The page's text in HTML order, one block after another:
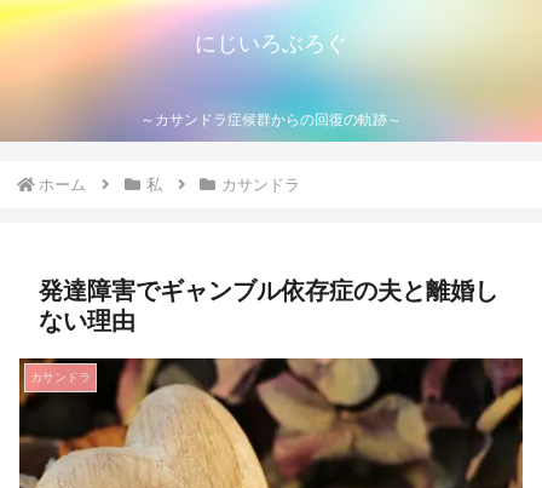
にじいろぶろぐ
～カサンドラ症候群からの回復の軌跡～
ホーム 私 カサンドラ
発達障害でギャンブル依存症の夫と離婚し
ない理由
カサンドラ